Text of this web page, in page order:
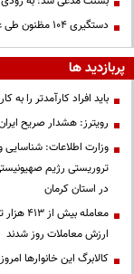
دستگیری ۱۰۴ مظنون طی عملیات‌هایی علیه داعش در ترکیه
پربازدید ها
باید افراد کارآمدتر را
رویترز: هشدار صریح
در استان کرمان
ارزش معاملات روز شدند
کالابرگ این خانوارها